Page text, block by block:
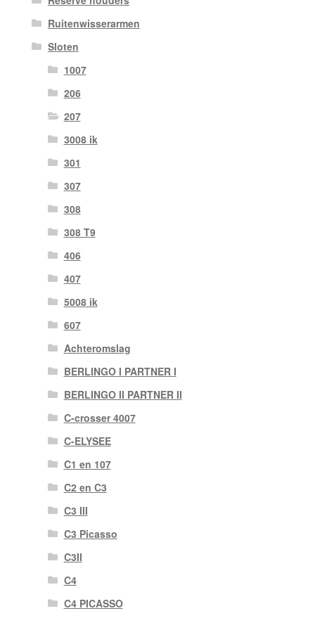
Ruitenwisserarmen
Sloten
1007
206
207
3008 ik
301
307
308
308 T9
406
407
5008 ik
607
Achteromslag
BERLINGO I PARTNER I
BERLINGO II PARTNER II
C-crosser 4007
C-ELYSEE
C1 en 107
C2 en C3
C3 III
C3 Picasso
C3II
C4
C4 PICASSO